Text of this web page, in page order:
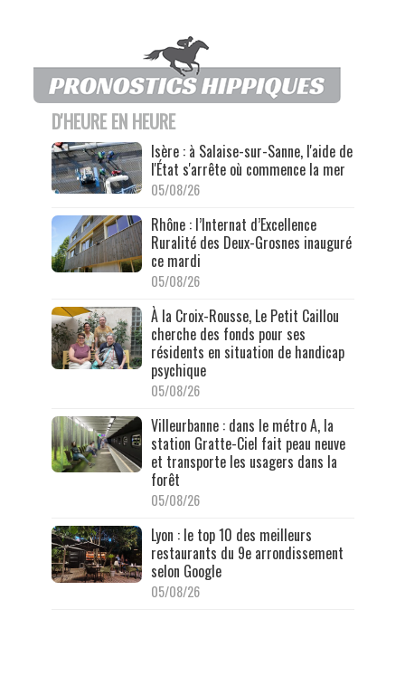
D'HEURE EN HEURE
Isère : à Salaise-sur-Sanne, l'aide de
l'État s'arrête où commence la mer
05/08/26
Rhône : l’Internat d’Excellence
Ruralité des Deux-Grosnes inauguré
ce mardi
05/08/26
À la Croix-Rousse, Le Petit Caillou
cherche des fonds pour ses
résidents en situation de handicap
psychique
05/08/26
Villeurbanne : dans le métro A, la
station Gratte-Ciel fait peau neuve
et transporte les usagers dans la
forêt
05/08/26
Lyon : le top 10 des meilleurs
restaurants du 9e arrondissement
selon Google
05/08/26